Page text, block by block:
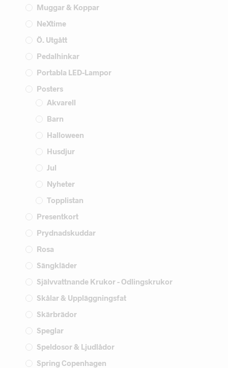
Muggar & Koppar
NeXtime
Ö. Utgått
Pedalhinkar
Portabla LED-Lampor
Posters
Akvarell
Barn
Halloween
Husdjur
Jul
Nyheter
Topplistan
Presentkort
Prydnadskuddar
Rosa
Sängkläder
Självvattnande Krukor - Odlingskrukor
Skålar & Uppläggningsfat
Skärbrädor
Speglar
Speldosor & Ljudlådor
Spring Copenhagen